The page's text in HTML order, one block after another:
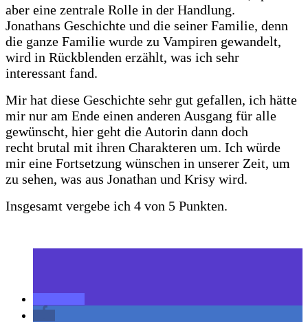
aber eine zentrale Rolle in der Handlung.
Jonathans Geschichte und die seiner Familie, denn
die ganze Familie wurde zu Vampiren gewandelt,
wird in Rückblenden erzählt, was ich sehr
interessant fand.
Mir hat diese Geschichte sehr gut gefallen, ich hätte
mir nur am Ende einen anderen Ausgang für alle
gewünscht, hier geht die Autorin dann doch
recht brutal mit ihren Charakteren um. Ich würde
mir eine Fortsetzung wünschen in unserer Zeit, um
zu sehen, was aus Jonathan und Krisy wird.
Insgesamt vergebe ich 4 von 5 Punkten.